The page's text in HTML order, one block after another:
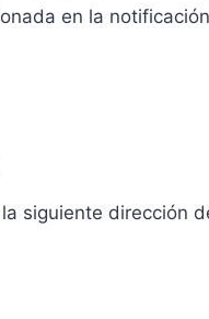
en la
siguiente dirección